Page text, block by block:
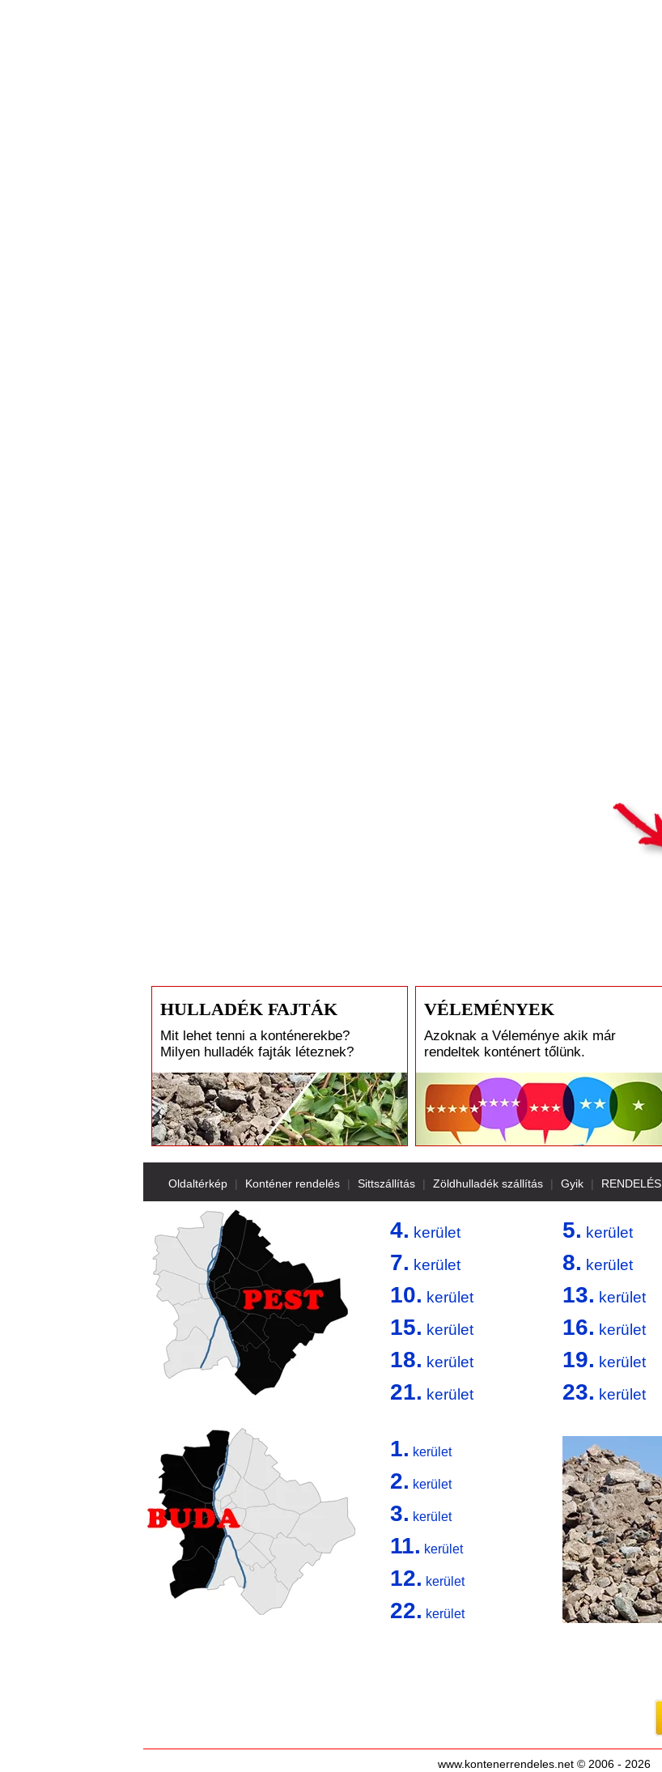
HULLADÉK FAJTÁK
Mit lehet tenni a konténerekbe?
Milyen hulladék fajták léteznek?
VÉLEMÉNYEK
Azoknak a Véleménye akik már
rendeltek konténert tőlünk.
Oldaltérkép | Konténer rendelés | Sittszállítás | Zöldhulladék szállítás | Gyik | RENDELÉS
4. kerület 5. kerület
7. kerület 8. kerület
10. kerület 13. kerület
15. kerület 16. kerület
18. kerület 19. kerület
21. kerület 23. kerület
1. kerület
2. kerület
3. kerület
11. kerület
12. kerület
22. kerület
www.kontenerrendeles.net © 2006 - 2026